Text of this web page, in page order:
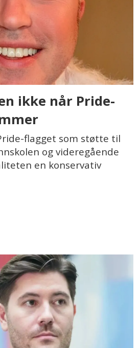
ikke når Pride-
flagget som støtte til
og videregående
en konservativ